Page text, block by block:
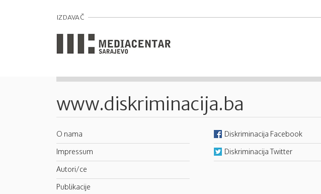
IZDAVAČ
www.diskriminacija.ba
O nama
Impressum
Autori/ce
Publikacije
Diskriminacija Facebook
Diskriminacija Twitter